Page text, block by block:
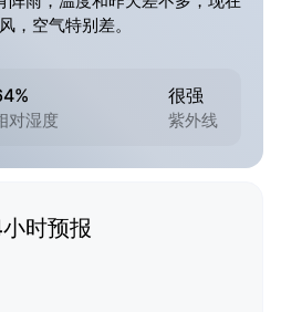
，空气特别差。
对湿度
很强
紫外线
时预报